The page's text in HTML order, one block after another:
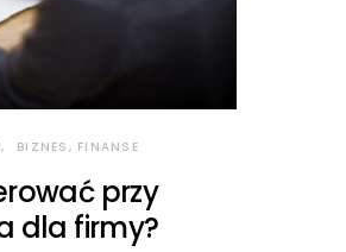
BIZNES, FINANSE
przy
dla firmy?